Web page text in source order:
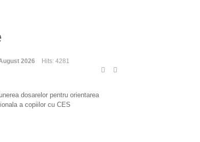
2026 Hits: 4281
dosarelor pentru orientarea
a copiilor cu CES